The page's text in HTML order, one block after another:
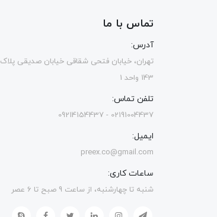
تماس با ما
آدرس:
تهران، خیابان فتحی شقاقی خیابان صدیقی پلاک
143 واحد 1
تلفن تماس:
02191004437 - 09214154437
ایمیل:
preex.co@gmail.com
ساعات کاری:
شنبه تا چهارشنبه، از ساعت 9 صبح تا 6 عصر